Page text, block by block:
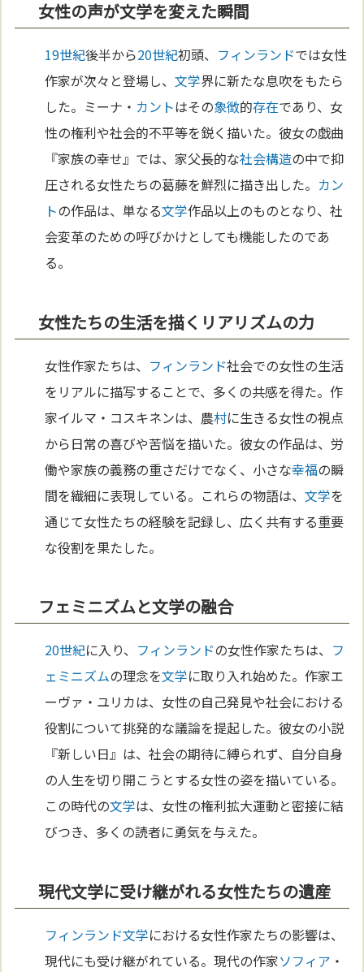
女性の声が文学を変えた瞬間
19世紀後半から20世紀初頭、 フィンランドでは女性
作家が次々と登場し、文学界に新たな息吹をもたら
した。ミーナ・ カントはその象徴的存在であり、女
性の権利や社会的不平等を鋭く描いた。彼女の戯曲
『家族の幸せ』では、家父長的な社会構造の中で抑
圧される女性たちの葛藤を鮮烈に描き出した。 カン
トの作品は、単なる文学作品以上のものとなり、社
会変革のための呼びかけとしても機能したのであ
る。
女性たちの生活を描くリアリズムの力
女性作家たちは、 フィンランド社会での女性の生活
をリアルに描写することで、多くの共感を得た。作
家イルマ・コスキネンは、農村に生きる女性の視点
から日常の喜びや苦悩を描いた。彼女の作品は、労
働や家族の義務の重さだけでなく、小さな幸福の瞬
間を繊細に表現している。これらの物語は、文学を
通じて女性たちの経験を記録し、広く共有する重要
な役割を果たした。
フェミニズムと文学の融合
20世紀に入り、 フィンランドの女性作家たちは、 フ
ェミニズムの理念を文学に取り入れ始めた。作家エ
ーヴァ・ユリカは、女性の自己発見や社会における
役割について挑発的な議論を提起した。彼女の小説
『新しい日』は、社会の期待に縛られず、自分自身
の人生を切り開こうとする女性の姿を描いている。
この時代の文学は、女性の権利拡大運動と密接に結
びつき、多くの読者に勇気を与えた。
現代文学に受け継がれる女性たちの遺産
フィンランド文学における女性作家たちの影響は、
現代にも受け継がれている。現代の作家ソフィア ・